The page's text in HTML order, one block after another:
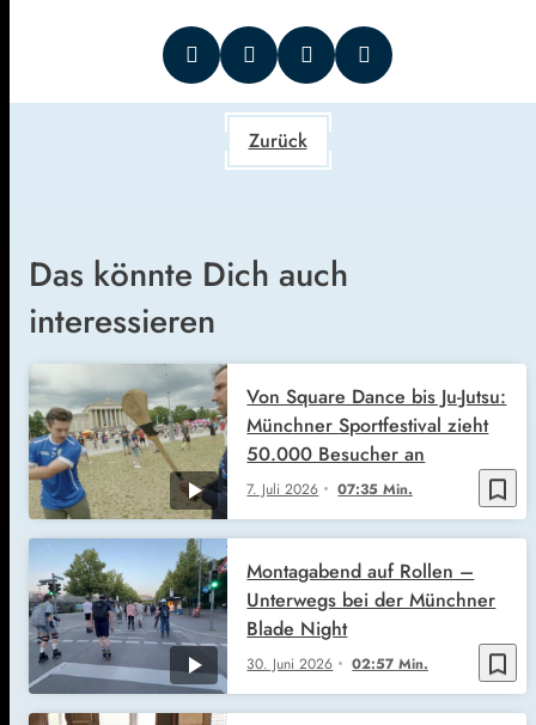
Zurück
Das könnte Dich auch
interessieren
bookmark_border
7. Juli 2026 07:35 Min.
Von Square Dance bis Ju-Jutsu:
Münchner Sportfestival zieht
50.000 Besucher an
bookmark_border
30. Juni 2026 02:57 Min.
Montagabend auf Rollen –
Unterwegs bei der Münchner
Blade Night